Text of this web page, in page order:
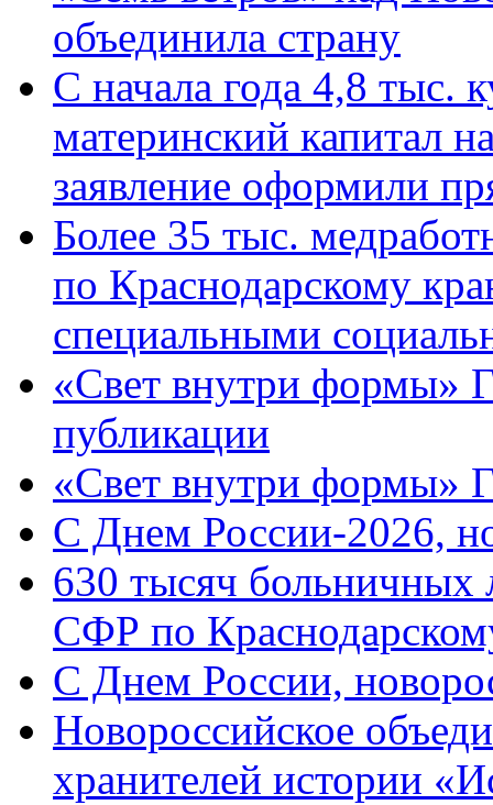
объединила страну
С начала года 4,8 тыс.
материнский капитал
заявление оформили
Более 35 тыс.
по Краснодарскому
специальными
«Свет внутри формы»
публикации
«Свет внутри формы»
C Днем России-2026,
630 тысяч больничных
СФР по
C Днем России,
Новороссийское
хранителей истории